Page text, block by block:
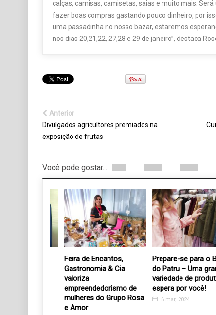
calças, camisas, camisetas, saias e muito mais.
fazer boas compras gastando pouco dinheiro, por
uma passadinha no nosso bazar, estaremos
nos dias 20,21,22, 27,28 e 29 de janeiro”, destaca
Anterior
Divulgados agricultores premiados na
exposição de frutas
Você pode gostar...
Feira de Encantos,
Gastronomia & Cia
valoriza
empreendedorismo de
mulheres do Grupo Rosa
e Amor
Prepare-se para o
do Patru – Uma grande
variedade de produtos
espera por você!
6 mar, 2024